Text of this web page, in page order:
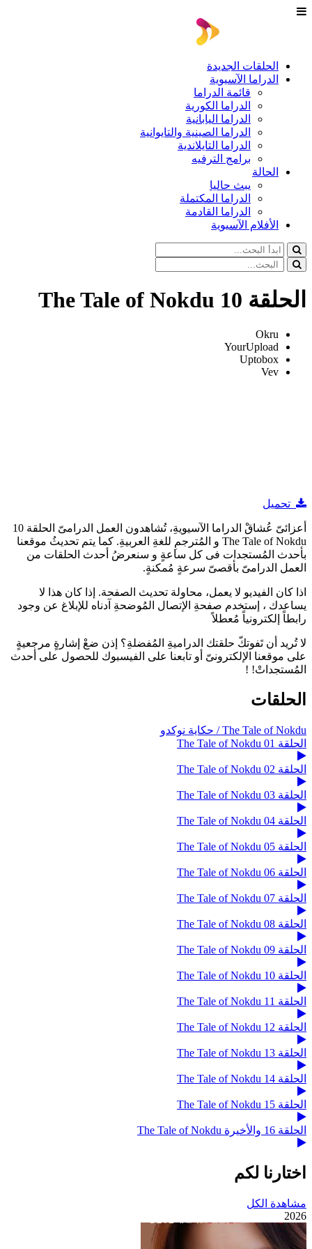
الحلقات الجديدة
الدراما الآسيوية
قائمة الدراما
الدراما الكورية
الدراما اليابانية
الدراما الصينية والتايوانية
الدراما التايلاندية
برامج الترفيه
الحالة
يبث حاليا
الدراما المكتملة
الدراما القادمة
الأفلام الآسيوية
الحلقة 10 The Tale of Nokdu
Okru
YourUpload
Uptobox
Vev
تحميل
أعزائىّ عُشاقْ الدراما الآسيويةِ، تُشاهدون العمل الدرامىّ الحلقة 10
The Tale of Nokdu و المُترجمِ للغةِ العربيةِ. كما يتم تحديثُ موقعنا
بأحدث المُستجدات فى كل ساعةٍ و سنعرضُ أحدث الحلقات من
العمل الدرامىّ بأقصىّ سرعةٍ مُمكنةٍ.
اذا كان الفيديو لا يعمل، محاولة تحديث الصفحة. إذا كان هذا لا
يساعدك ، إستخدم صفحةِ الإتصال المُوضحةِ آدناه للإبلاغ عن وجود
رابطاً إلكترونياً مُعطلاً
لا تُريد أن تَفوتكّ حلقتك الدراميةِ المُفضلةِ؟ إذن ضعْ إشارةٍ مرجعيةٍ
على موقعنا الإلكترونىّ أو تابعنا على الفيسبوك للحصول على أحدث
المُستجداتْ! !
الحلقات
The Tale of Nokdu / حكاية نوكدو
الحلقة 01 The Tale of Nokdu
الحلقة 02 The Tale of Nokdu
الحلقة 03 The Tale of Nokdu
الحلقة 04 The Tale of Nokdu
الحلقة 05 The Tale of Nokdu
الحلقة 06 The Tale of Nokdu
الحلقة 07 The Tale of Nokdu
الحلقة 08 The Tale of Nokdu
الحلقة 09 The Tale of Nokdu
الحلقة 10 The Tale of Nokdu
الحلقة 11 The Tale of Nokdu
الحلقة 12 The Tale of Nokdu
الحلقة 13 The Tale of Nokdu
الحلقة 14 The Tale of Nokdu
الحلقة 15 The Tale of Nokdu
الحلقة 16 والأخيرة The Tale of Nokdu
اختارنا لكم
مشاهدة الكل
2026